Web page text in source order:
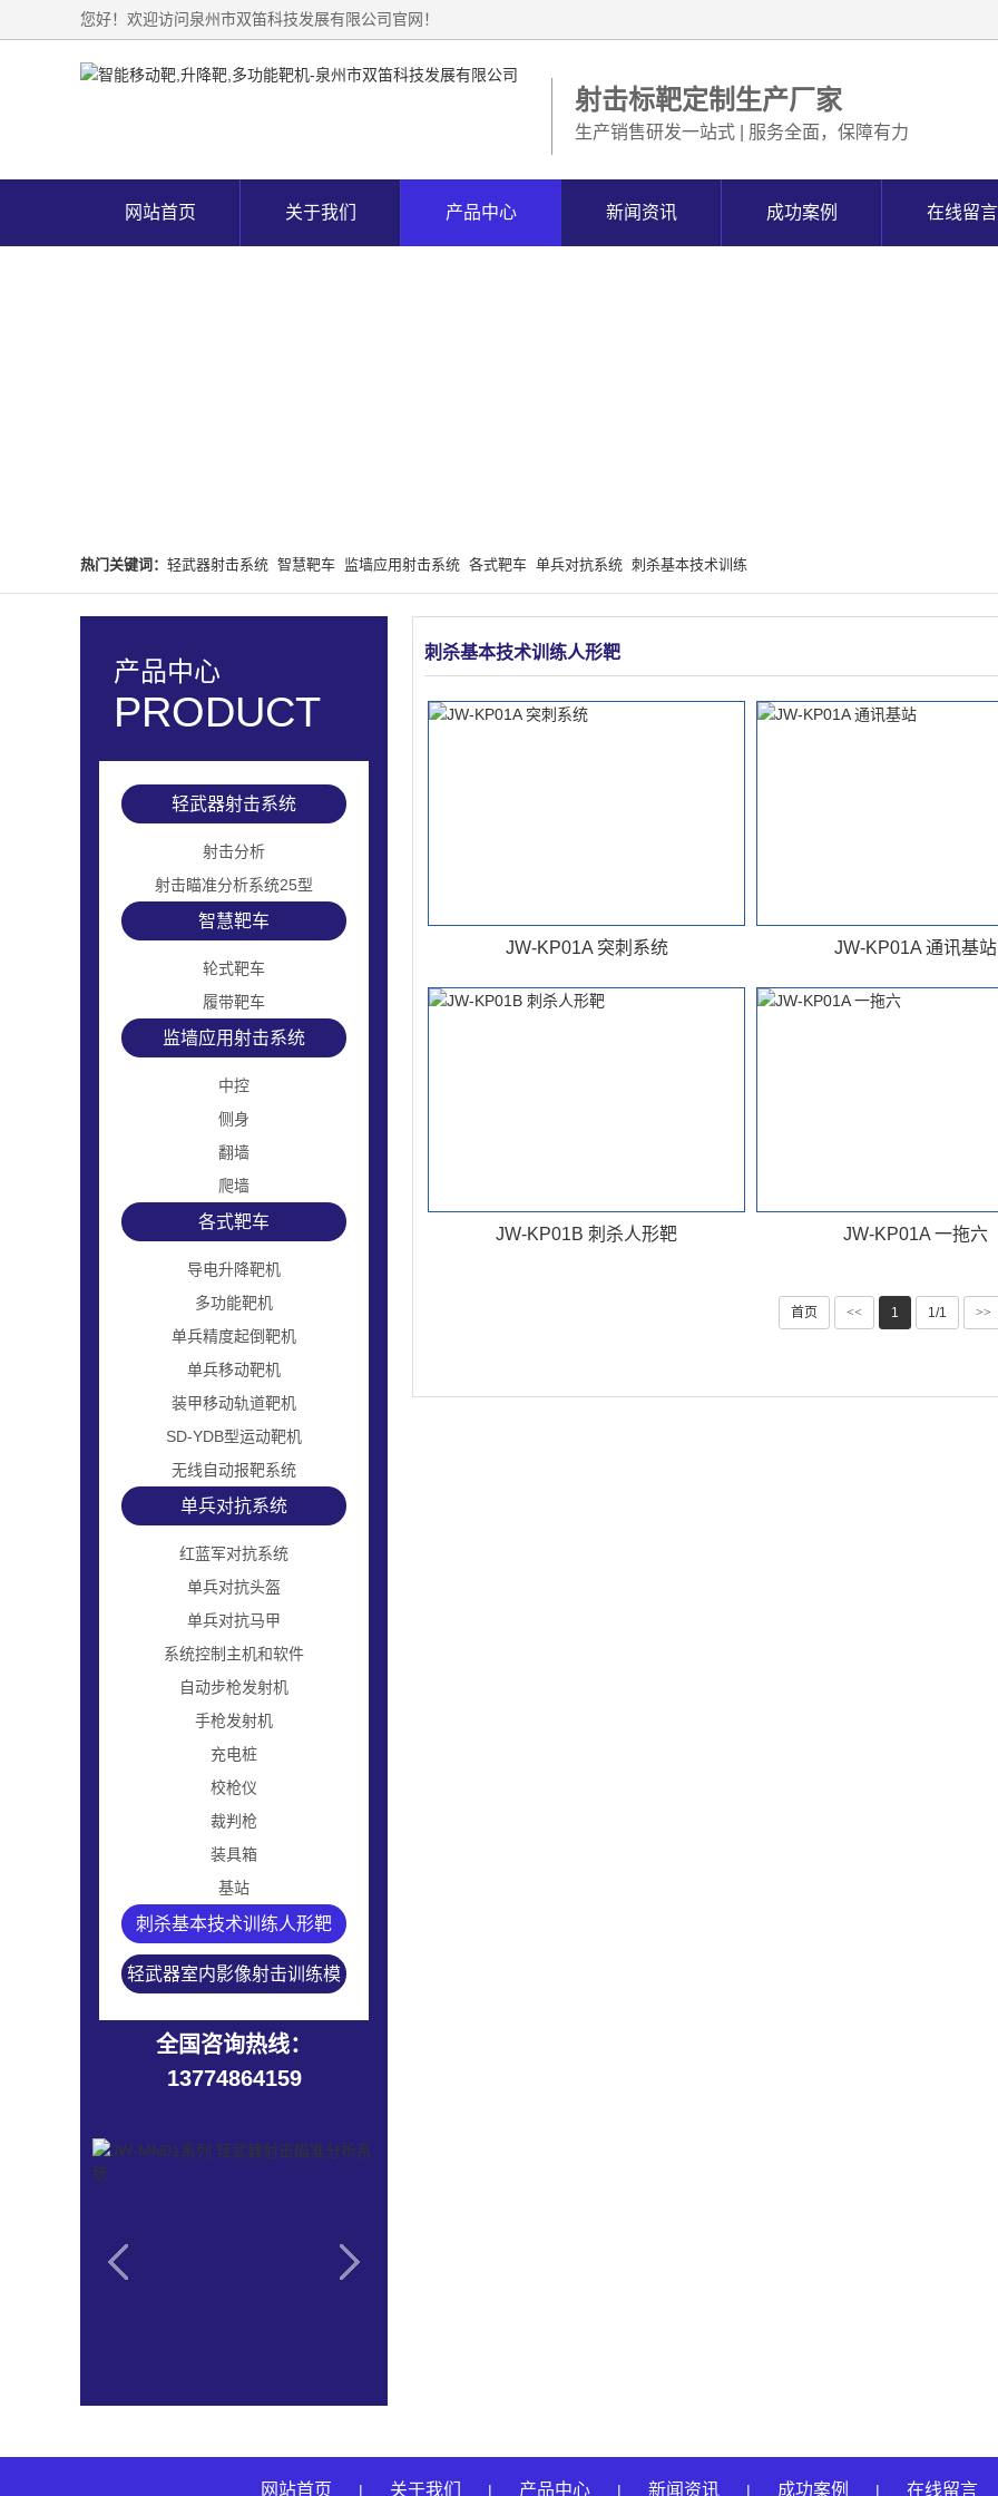
您好！欢迎访问泉州市双笛科技发展有限公司官网！
射击标靶定制生产厂家
生产销售研发一站式 | 服务全面，保障有力
网站首页 关于我们 产品中心 新闻资讯 成功案例 在线留言
热门关键词： 轻武器射击系统 智慧靶车 监墙应用射击系统 各式靶车 单兵对抗系统 刺杀基本技术训练
人形靶 轻武器室内影像射击训练模拟系统
产品中心
PRODUCT
轻武器射击系统
射击分析
射击瞄准分析系统25型
智慧靶车
轮式靶车
履带靶车
监墙应用射击系统
中控
侧身
翻墙
爬墙
各式靶车
导电升降靶机
多功能靶机
单兵精度起倒靶机
单兵移动靶机
装甲移动轨道靶机
SD-YDB型运动靶机
无线自动报靶系统
单兵对抗系统
红蓝军对抗系统
单兵对抗头盔
单兵对抗马甲
系统控制主机和软件
自动步枪发射机
手枪发射机
充电桩
校枪仪
裁判枪
装具箱
基站
刺杀基本技术训练人形靶
轻武器室内影像射击训练模
全国咨询热线：
13774864159
刺杀基本技术训练人形靶
JW-KP01A 突刺系统 JW-KP01A 通讯基站
JW-KP01B 刺杀人形靶 JW-KP01A 一拖六
首页 << 1 1/1 >>
网站首页 | 关于我们 | 产品中心 | 新闻资讯 | 成功案例 | 在线留言